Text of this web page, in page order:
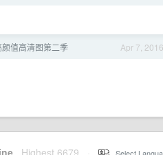
Apr 7, 2016
值高清图第二季
Highest 6679